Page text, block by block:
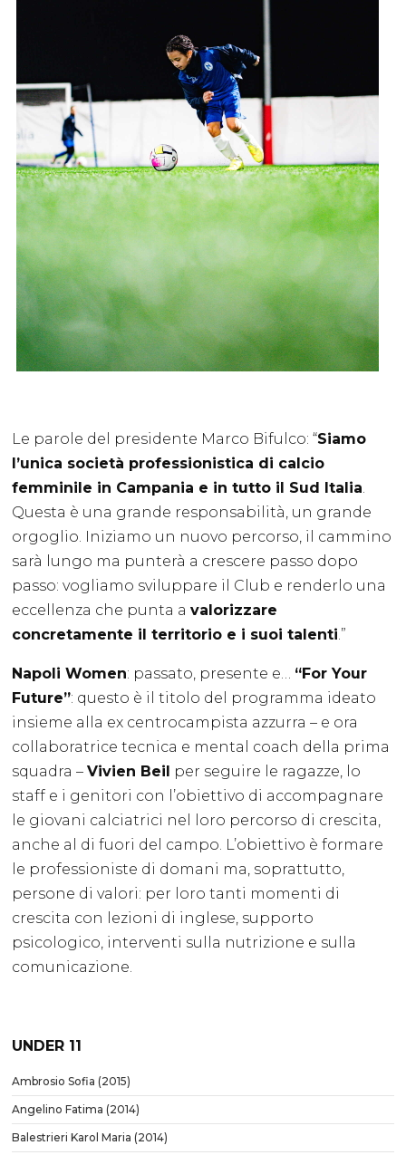
Le parole del presidente Marco Bifulco: “Siamo
l’unica società professionistica di calcio
femminile in Campania e in tutto il Sud Italia.
Questa è una grande responsabilità, un grande
orgoglio. Iniziamo un nuovo percorso, il cammino
sarà lungo ma punterà a crescere passo dopo
passo: vogliamo sviluppare il Club e renderlo una
eccellenza che punta avalorizzare
concretamente il territorio e i suoi talenti.”
Napoli Women: passato, presente e… “For Your
Future”: questo è il titolo del programma ideato
insieme alla ex centrocampista azzurra – e ora
collaboratrice tecnica e mental coach della prima
squadra –Vivien Beil per seguire le ragazze, lo
staff e i genitori con l’obiettivo di accompagnare
le giovani calciatrici nel loro percorso di crescita,
anche al di fuori del campo. L’obiettivo è formare
le professioniste di domani ma, soprattutto,
persone di valori: per loro tanti momenti di
crescita con lezioni di inglese, supporto
psicologico, interventi sulla nutrizione e sulla
comunicazione.
UNDER 11
Ambrosio Sofia (2015)
Angelino Fatima (2014)
Balestrieri Karol Maria (2014)